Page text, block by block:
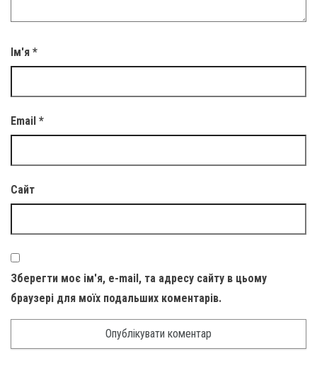
Ім'я *
Email *
Сайт
Зберегти моє ім'я, e-mail, та адресу сайту в цьому
браузері для моїх подальших коментарів.